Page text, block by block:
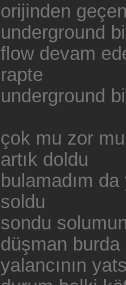
orijinden
underground
flow devam
rapte
underground
çok mu zor
artık doldu
bulamadım
soldu
sondu
düşman
yalancının